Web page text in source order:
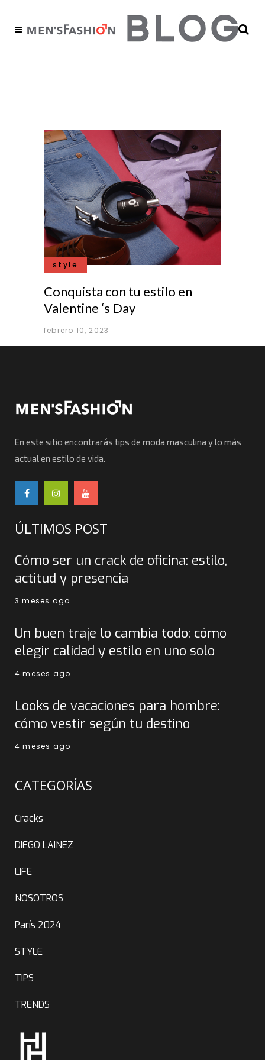
style
Conquista con tu estilo en
Valentine ‘s Day
febrero 10, 2023
En este sitio encontrarás tips de moda masculina y lo más
actual en estilo de vida.
ÚLTIMOS POST
Cómo ser un crack de oficina: estilo,
actitud y presencia
3 meses ago
Un buen traje lo cambia todo: cómo
elegir calidad y estilo en uno solo
4 meses ago
Looks de vacaciones para hombre:
cómo vestir según tu destino
4 meses ago
CATEGORÍAS
Cracks
DIEGO LAINEZ
LIFE
NOSOTROS
París 2024
STYLE
TIPS
TRENDS